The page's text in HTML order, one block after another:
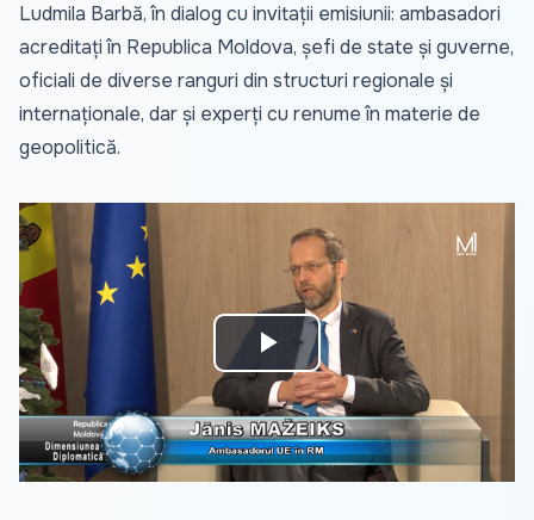
Ludmila Barbă, în dialog cu invitații emisiunii: ambasadori
acreditați în Republica Moldova, șefi de state și guverne,
oficiali de diverse ranguri din structuri regionale și
internaționale, dar și experți cu renume în materie de
geopolitică.
Play
Video